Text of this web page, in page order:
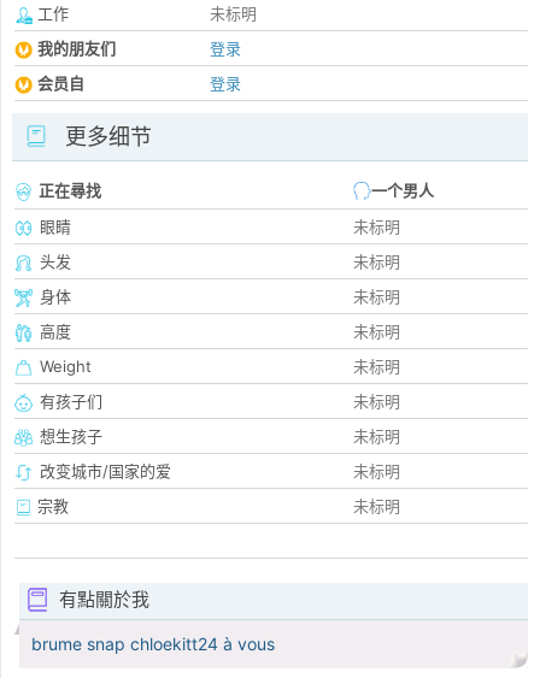
工作
未标明
我的朋友们
登录
会员自
登录
更多细节
正在尋找
一个男人
眼睛
未标明
头发
未标明
身体
未标明
高度
未标明
Weight
未标明
有孩子们
未标明
想生孩子
未标明
改变城市/国家的爱
未标明
宗教
未标明
有點關於我
brume snap chloekitt24 à vous